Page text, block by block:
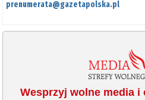
prenumerata@gazetapolska.pl
Wesprzyj wolne media i